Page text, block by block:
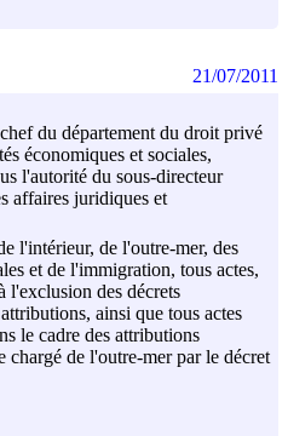
du département du droit privé
économiques et sociales,
l'autorité du sous-directeur
affaires juridiques et
l'intérieur, de l'outre-mer, des
et de l'immigration, tous actes,
l'exclusion des décrets
ainsi que tous actes
le cadre des attributions
chargé de l'outre-mer par le décret
21/07/2011